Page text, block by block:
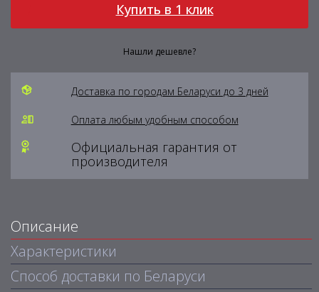
Купить в 1 клик
Нашли дешевле?
Доставка по городам Беларуси до 3 дней
Оплата любым удобным способом
Официальная гарантия от
производителя
Описание
Характеристики
Способ доставки по Беларуси